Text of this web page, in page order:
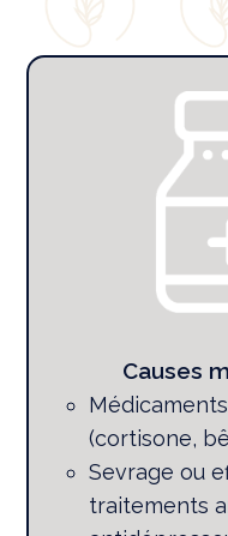
Causes
(cortisone,
Sevrage ou
traitements